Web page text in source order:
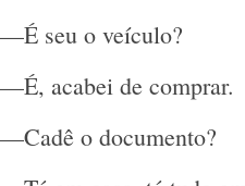
—É seu o veículo?
—É, acabei de comprar.
—Cadê o documento?